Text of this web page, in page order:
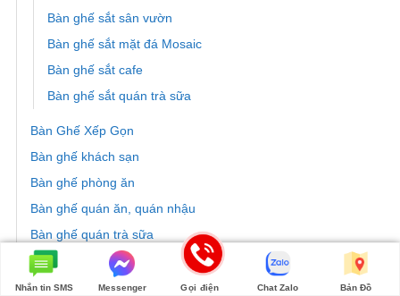
Bàn ghế sắt sân vườn
Bàn ghế sắt mặt đá Mosaic
Bàn ghế sắt cafe
Bàn ghế sắt quán trà sữa
Bàn Ghế Xếp Gọn
Bàn ghế khách sạn
Bàn ghế phòng ăn
Bàn ghế quán ăn, quán nhậu
Bàn ghế quán trà sữa
Bàn ghế ban công
Bàn ghế nhà hàng
Bản Đồ
Chat Zalo
Gọi điện
Messenger
Nhắn tin SMS